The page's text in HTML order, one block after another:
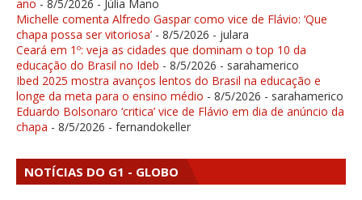
ano - 8/5/2026 - Júlia Mano
Michelle comenta Alfredo Gaspar como vice de Flávio: ‘Que
chapa possa ser vitoriosa’ - 8/5/2026 - julara
Ceará em 1º: veja as cidades que dominam o top 10 da
educação do Brasil no Ideb - 8/5/2026 - sarahamerico
Ibed 2025 mostra avanços lentos do Brasil na educação e
longe da meta para o ensino médio - 8/5/2026 - sarahamerico
Eduardo Bolsonaro ‘critica’ vice de Flávio em dia de anúncio da
chapa - 8/5/2026 - fernandokeller
NOTÍCIAS DO G1 - GLOBO